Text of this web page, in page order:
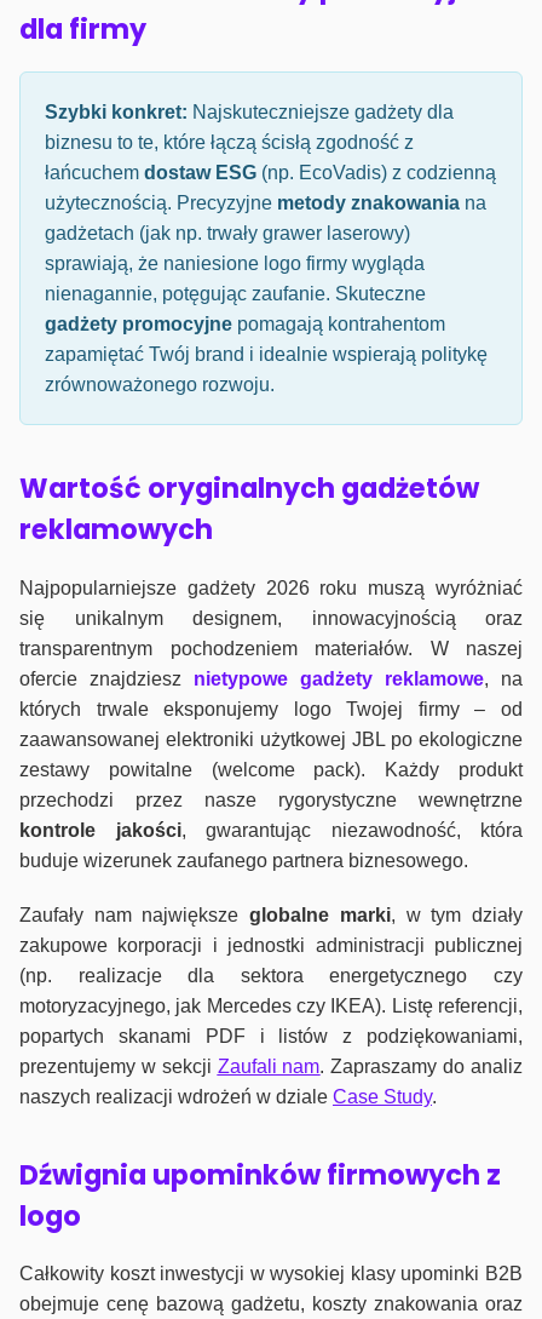
dla firmy
Szybki konkret: Najskuteczniejsze gadżety dla
biznesu to te, które łączą ścisłą zgodność z
łańcuchem dostaw ESG (np. EcoVadis) z codzienną
użytecznością. Precyzyjne metody znakowania na
gadżetach (jak np. trwały grawer laserowy)
sprawiają, że naniesione logo firmy wygląda
nienagannie, potęgując zaufanie. Skuteczne
gadżety promocyjne pomagają kontrahentom
zapamiętać Twój brand i idealnie wspierają politykę
zrównoważonego rozwoju.
Wartość oryginalnych gadżetów
reklamowych
Najpopularniejsze gadżety 2026 roku muszą wyróżniać
się unikalnym designem, innowacyjnością oraz
transparentnym pochodzeniem materiałów. W naszej
ofercie znajdziesz nietypowe gadżety reklamowe, na
których trwale eksponujemy logo Twojej firmy – od
zaawansowanej elektroniki użytkowej JBL po ekologiczne
zestawy powitalne (welcome pack). Każdy produkt
przechodzi przez nasze rygorystyczne wewnętrzne
kontrole jakości, gwarantując niezawodność, która
buduje wizerunek zaufanego partnera biznesowego.
Zaufały nam największeglobalne marki, w tym działy
zakupowe korporacji i jednostki administracji publicznej
(np. realizacje dla sektora energetycznego czy
motoryzacyjnego, jak Mercedes czy IKEA). Listę referencji,
popartych skanami PDF i listów z podziękowaniami,
prezentujemy w sekcji Zaufali nam. Zapraszamy do analiz
naszych realizacji wdrożeń w dziale Case Study.
Dźwignia upominków firmowych z
logo
Całkowity koszt inwestycji w wysokiej klasy upominki B2B
obejmuje cenę bazową gadżetu, koszty znakowania oraz